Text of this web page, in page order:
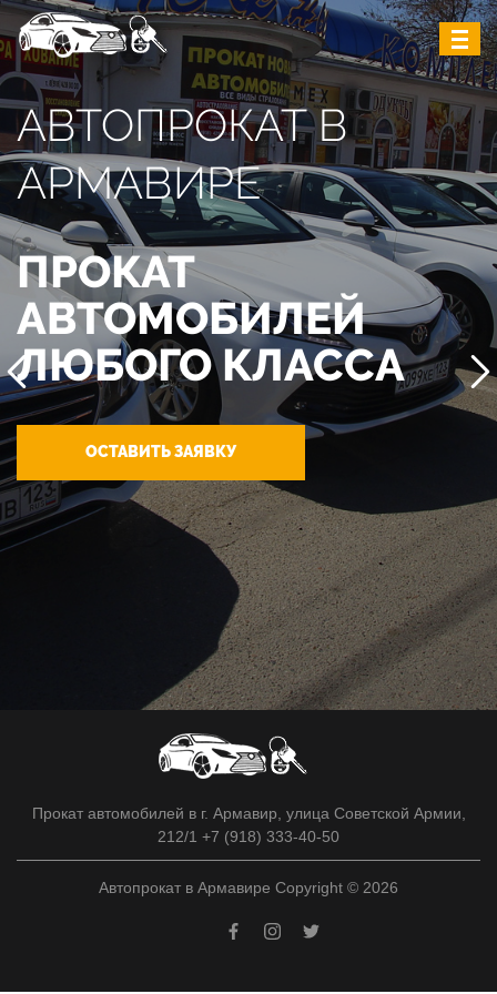
АВТОПРОКАТ В
АРМАВИРЕ
ПРОКАТ
АВТОМОБИЛЕЙ
ЛЮБОГО КЛАССА
ОСТАВИТЬ ЗАЯВКУ
Прокат автомобилей в г. Армавир, улица Советской Армии,
212/1 +7 (918) 333-40-50
Автопрокат в Армавире Copyright © 2026